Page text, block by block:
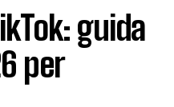
guida
per